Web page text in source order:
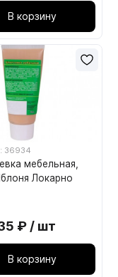
В корзину
36934
мебельная,
Локарно
₽ / шт
В корзину